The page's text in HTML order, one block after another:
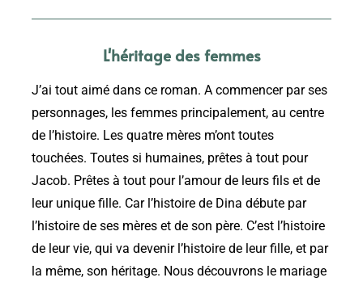
L'héritage des femmes
J’ai tout aimé dans ce roman. A commencer par ses
personnages, les femmes principalement, au centre
de l’histoire. Les quatre mères m’ont toutes
touchées. Toutes si humaines, prêtes à tout pour
Jacob. Prêtes à tout pour l’amour de leurs fils et de
leur unique fille. Car l’histoire de Dina débute par
l’histoire de ses mères et de son père. C’est l’histoire
de leur vie, qui va devenir l’histoire de leur fille, et par
la même, son héritage. Nous découvrons le mariage